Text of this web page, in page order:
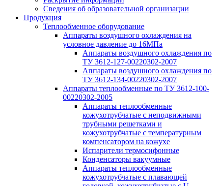
Сведения об образовательной организации
Продукция
Теплообменное оборудование
Аппараты воздушного охлаждения на
условное давление до 16МПа
Аппараты воздушного охлаждения по
ТУ 3612-127-00220302-2007
Аппараты воздушного охлаждения по
ТУ 3612-134-00220302-2007
Аппараты теплообменные по ТУ 3612-100-
00220302-2005
Аппараты теплообменные
кожухотрубчатые с неподвижными
трубными решетками и
кожухотрубчатые с температурным
компенсатором на кожухе
Испарители термосифонные
Конденсаторы вакуумные
Аппараты теплообменные
кожухотрубчатые с плавающей